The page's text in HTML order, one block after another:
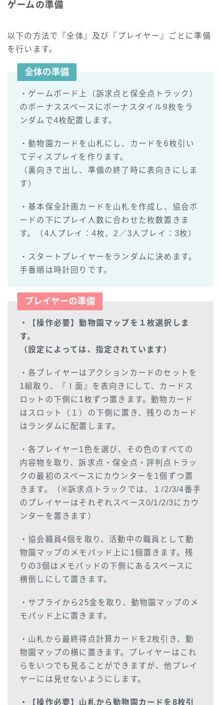
ゲームの準備
以下の方法で『全体』及び『プレイヤー』ごとに準備
を行います。
全体の準備
・ゲームボード上（訴求点と保全点トラック）
のボーナススペースにボーナスタイル9枚をラ
ンダムで4枚配置します。
・動物園カードを山札にし、カードを6枚引い
てディスプレイを作ります。
（裏向きで出し、準備の終了時に表向きにしま
す）
・基本保全計画カードを山札を作成し、協会ボ
ードの下にプレイ人数に合わせた枚数置きま
す。（4人プレイ：4枚、2／3人プレイ：3枚）
・スタートプレイヤーをランダムに決めます。
手番順は時計回りです。
プレイヤーの準備
・ 【操作必要】動物園マップを１枚選択しま
す。
（設定によっては、指定されています）
・各プレイヤーはアクションカードのセットを
1組取り、『Ⅰ面』を表向きにして、カードス
ロットの下側に1枚ずつ置きます。動物カード
はスロット（１）の下側に置き、残りのカード
はランダムに配置します。
・各プレイヤー1色を選び、その色のすべての
内容物を取り、訴求点・保全点・評判点トラッ
クの最初のスペースにカウンターを1個ずつ置
きます。（※訴求点トラックでは、１/2/3/4番手
のプレイヤーはそれぞれスペース0/1/2/3にカウ
ンターを置きます）
・協会職員4個を取り、活動中の職員として動
物園マップのメモパッド上に1個置きます。残
りの3個はメモパッドの下側にあるスペースに
横倒しにして置きます。
・サプライから25金を取り、動物園マップのメ
モパッド上に置きます。
・山札から最終得点計算カードを2枚引き、動
物園マップの横に置きます。プレイヤーはこれ
らをいつでも見ることができますが、他プレイ
ヤーには見せないようにします。
・ 【操作必要】 山札から動物園カードを8枚引